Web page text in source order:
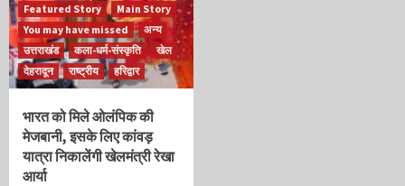
Featured Story
Main Story
You may have missed
अन्य
उत्तराखंड
कला-धर्म-संस्कृति
खेल
देहरादून
राष्ट्रीय हरिद्वार
भारत को मिले ओलंपिक की
मेजबानी, इसके लिए कांवड़
यात्रा निकालेंगी खेलमंत्री रेखा
आर्या